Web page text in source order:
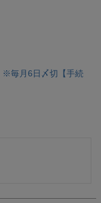
※毎月6日〆切【手続